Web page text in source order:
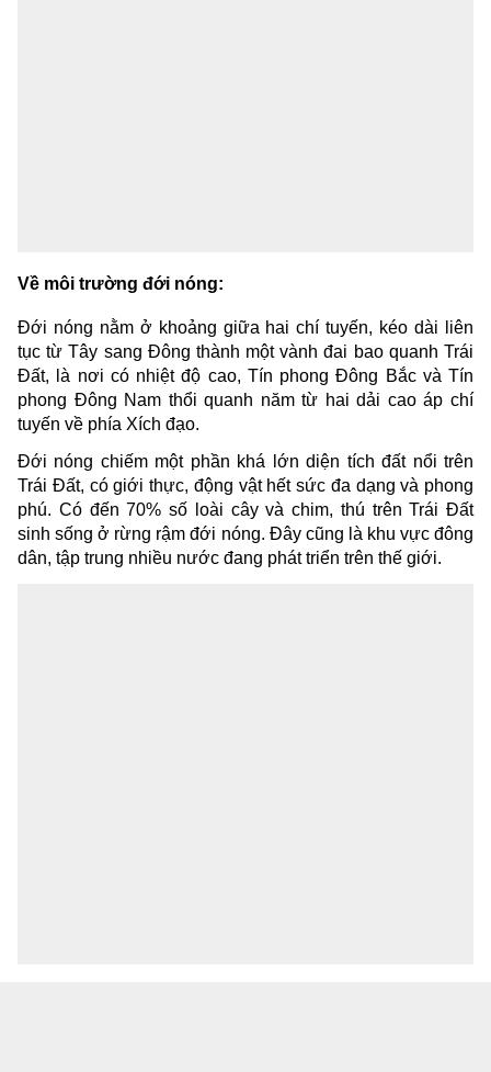
Về môi trường đới nóng:
Đới nóng nằm ở khoảng giữa hai chí tuyến, kéo dài liên
tục từ Tây sang Đông thành một vành đai bao quanh Trái
Đất, là nơi có nhiệt độ cao, Tín phong Đông Bắc và Tín
phong Đông Nam thổi quanh năm từ hai dải cao áp chí
tuyến về phía Xích đạo.
Đới nóng chiếm một phần khá lớn diện tích đất nổi trên
Trái Đất, có giới thực, động vật hết sức đa dạng và phong
phú. Có đến 70% số loài cây và chim, thú trên Trái Đất
sinh sống ở rừng rậm đới nóng. Đây cũng là khu vực đông
dân, tập trung nhiều nước đang phát triển trên thế giới.